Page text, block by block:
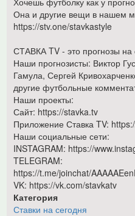
Она и другие вещи в нашем
https://stv.one/stavkastyle
СТАВКА TV - это прогнозы
Наши прогнозисты: Виктор
Гамула, Сергей
другие футбольные
Наши проекты:
Сайт: https://stavka.tv
Приложение Ставка TV:
Наши социальные сети:
INSTAGRAM: https://
TELEGRAM:
https://t.me/joinchat/
VK: https://vk.com/stavkatv
Категория
Ставки на сегодня